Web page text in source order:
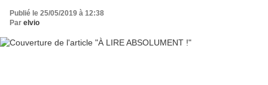
Publié le 25/05/2019 à 12:38
Par elvio